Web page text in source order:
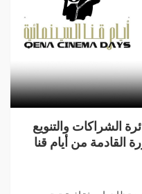
الشراكات والتنويع
القادمة من أيام قنا